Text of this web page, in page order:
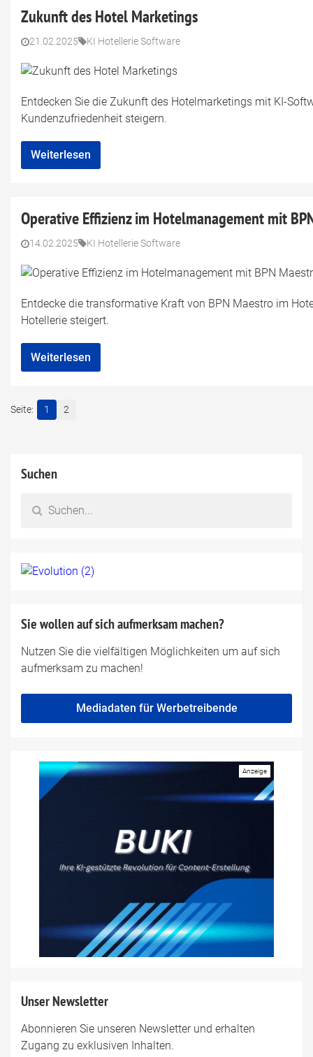
Zukunft des Hotel Marketings
21.02.2025 KI Hotellerie Software
Entdecken Sie die Zukunft des Hotelmarketings mit KI-
Kundenzufriedenheit steigern.
Weiterlesen
Operative Effizienz im Hotelmanagement mit
14.02.2025 KI Hotellerie Software
Entdecke die transformative Kraft von BPN Maestro im
Hotellerie steigert.
Weiterlesen
1 2
Suchen
Sie wollen auf sich aufmerksam machen?
Nutzen Sie die vielfältigen Möglichkeiten um auf sich
aufmerksam zu machen!
Mediadaten für Werbetreibende
Unser Newsletter
Abonnieren Sie unseren Newsletter und erhalten
Zugang zu exklusiven Inhalten.